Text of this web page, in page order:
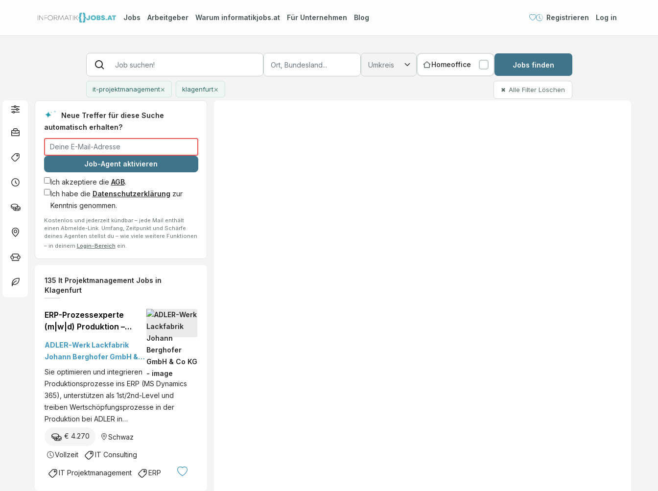
Jobs Arbeitgeber Warum informatikjobs.at Für Unternehmen Blog Registrieren Log in
Homeoffice Jobs finden
it-projektmanagement× klagenfurt× ✖ Alle Filter Löschen
Neue Treffer für diese Suche
automatisch erhalten?
Job-Agent aktivieren
Ich akzeptiere die AGB.
Ich habe die Datenschutzerklärung zur
Kenntnis genommen.
Kostenlos und jederzeit kündbar – jede Mail enthält
einen Abmelde-Link. Umfang, Zeitpunkt und Schärfe
deines Agenten stellst du – wie viele weitere Funktionen
– in deinem Login-Bereich ein.
135 It Projektmanagement Jobs in
Klagenfurt
ERP-Prozessexperte
(m|w|d) Produktion –
Wertschöpfungsprozess
ADLER-Werk Lackfabrik
Johann Berghofer GmbH &
Co KG
Sie optimieren und integrieren
Produktionsprozesse ins ERP (MS Dynamics
365), unterstützen als 1st/2nd-Level und
treiben Wertschöpfungsprozesse in der
Produktion bei ADLER in…
€ 4.270 Schwaz
Vollzeit IT Consulting
IT Projektmanagement ERP